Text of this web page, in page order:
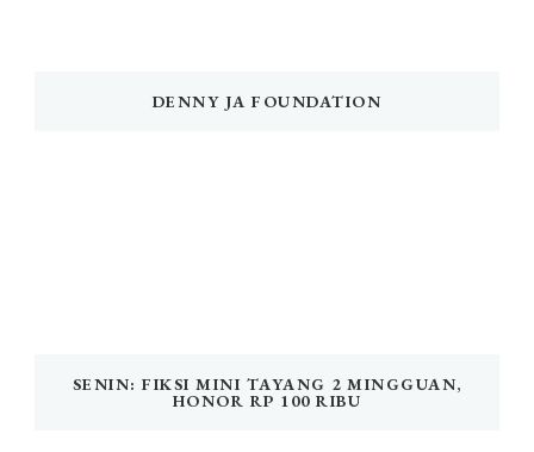
DENNY JA FOUNDATION
SENIN: FIKSI MINI TAYANG 2 MINGGUAN,
HONOR RP 100 RIBU